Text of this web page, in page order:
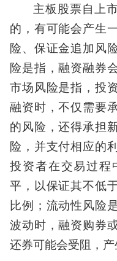
主板股票自上
的，有可能会产生
险、保证金追加风
险是指，融资融券
市场风险是指，投
融资时，不仅需要
的风险，还得承担
险，并支付相应的
投资者在交易过程
平，以保证其不低
比例；流动性风险
波动时，融资购券
还券可能会受阻，产